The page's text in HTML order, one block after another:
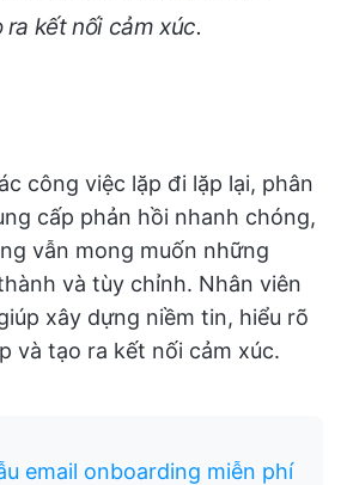
kết nối cảm xúc.
công việc lặp đi lặp lại, phân
cấp phản hồi nhanh chóng,
vẫn mong muốn những
và tùy chỉnh. Nhân viên
xây dựng niềm tin, hiểu rõ
và tạo ra kết nối cảm xúc.
email onboarding miễn phí